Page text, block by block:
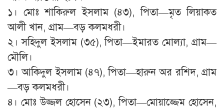
১। মোঃ শাকিরুল ইসলাম (৪৩), পিতা—মৃত লিয়াকত
আলী খান, গ্রাম—বড় কলমধরী।
২। সহিদুল ইসলাম (৩৫), পিতা—ইমারত মোল্যা, গ্রাম—
মৌলি।
৩। আকিদুল ইসলাম (৪৭), পিতা—হারুন অর রশিদ, গ্রাম
—বড় কলমধরী।
৪। মোঃ উজ্জল হোসেন (২৩), পিতা—মোয়াজ্জেম হোসেন,